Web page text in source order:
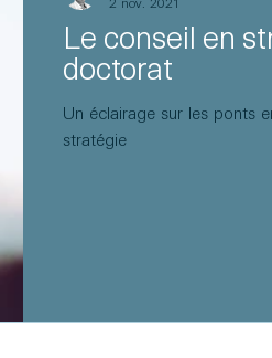
Le conseil en
doctorat
Un éclairage sur les ponts
stratégie